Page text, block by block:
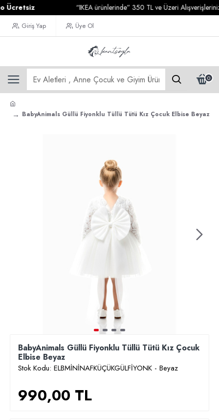
“IKEA ürünlerinde” 350 TL ve Üzeri Alışverişlerinizde
Giriş Yap Üye Ol
0
BabyAnimals Güllü Fiyonklu Tüllü Tütü Kız Çocuk Elbise Beyaz
BabyAnimals Güllü Fiyonklu Tüllü Tütü Kız Çocuk
Elbise Beyaz
Stok Kodu: ELBMİNİNAFKÜÇÜKGÜLFİYONK - Beyaz
990,00 TL